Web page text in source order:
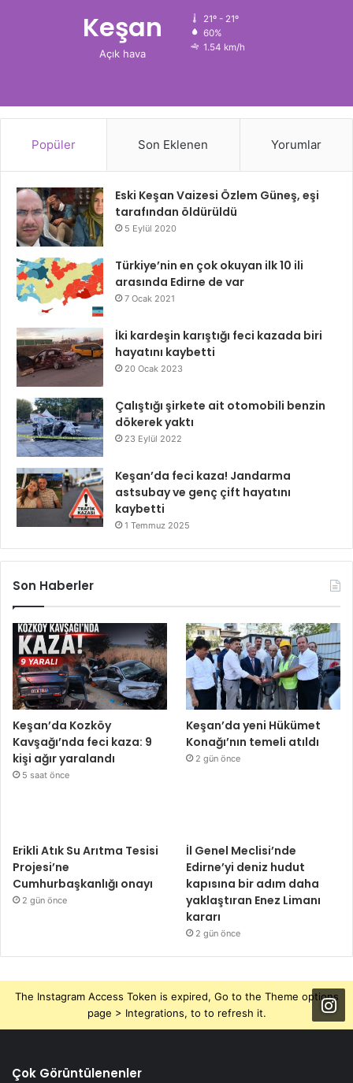
Keşan
Açık hava
21º - 21º
60%
1.54 km/h
Popüler Son Eklenen Yorumlar
Eski Keşan Vaizesi Özlem Güneş, eşi
tarafından öldürüldü
5 Eylül 2020
Türkiye’nin en çok okuyan ilk 10 ili
arasında Edirne de var
7 Ocak 2021
İki kardeşin karıştığı feci kazada biri
hayatını kaybetti
20 Ocak 2023
Çalıştığı şirkete ait otomobili benzin
dökerek yaktı
23 Eylül 2022
Keşan’da feci kaza! Jandarma
astsubay ve genç çift hayatını
kaybetti
1 Temmuz 2025
Son Haberler
Keşan’da Kozköy
Kavşağı’nda feci kaza: 9
kişi ağır yaralandı
5 saat önce
Keşan’da yeni Hükümet
Konağı’nın temeli atıldı
2 gün önce
Erikli Atık Su Arıtma Tesisi
Projesi’ne
Cumhurbaşkanlığı onayı
2 gün önce
İl Genel Meclisi’nde
Edirne’yi deniz hudut
kapısına bir adım daha
yaklaştıran Enez Limanı
kararı
2 gün önce
The Instagram Access Token is expired, Go to the Theme options
page > Integrations, to to refresh it.
Çok Görüntülenenler